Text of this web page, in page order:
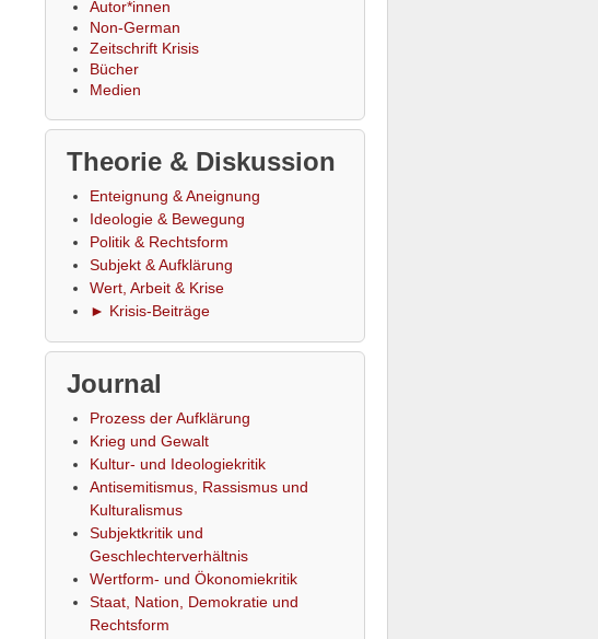
Autor*innen
Non-German
Zeitschrift Krisis
Bücher
Medien
Theorie & Diskussion
Enteignung & Aneignung
Ideologie & Bewegung
Politik & Rechtsform
Subjekt & Aufklärung
Wert, Arbeit & Krise
► Krisis-Beiträge
Journal
Prozess der Aufklärung
Krieg und Gewalt
Kultur- und Ideologiekritik
Antisemitismus, Rassismus und
Kulturalismus
Subjektkritik und
Geschlechterverhältnis
Wertform- und Ökonomiekritik
Staat, Nation, Demokratie und
Rechtsform